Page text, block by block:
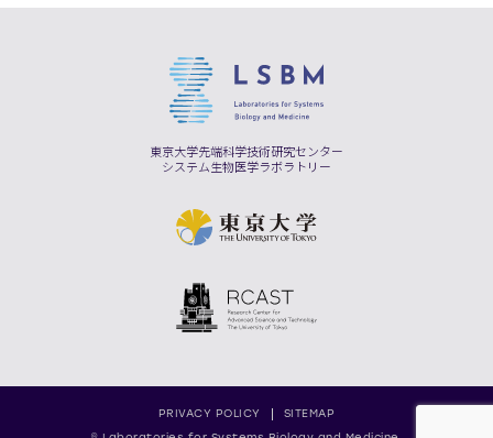
東京大学先端科学技術研究センター
システム生物医学ラボラトリー
PRIVACY POLICY
SITEMAP